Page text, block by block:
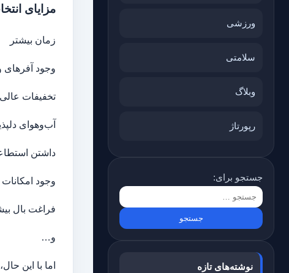
ورزشی
سلامتی
وبلاگ
رپورتاژ
جستجو برای:
نوشته‌های تازه
مزایای
زمان بیشتر
وجود آفرهای
تخفیفات
آب‌وهوای
داشتن
وجود
فراغت بال
و…